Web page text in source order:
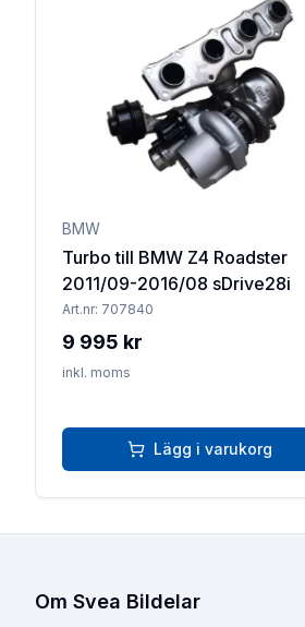
BMW
Turbo till BMW Z4 Roadster
2011/09-2016/08 sDrive28i
Art.nr: 707840
9 995 kr
inkl. moms
Lägg i varukorg
Om Svea Bildelar